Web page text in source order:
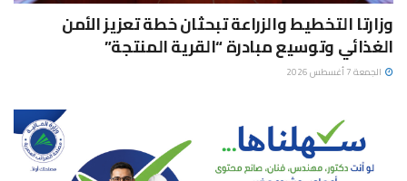
وزارتا التخطيط والزراعة تبحثان خطة تعزيز الأمن
الغذائي وتوسيع مبادرة “القرية المنتجة”
الجمعة 7 أغسطس 2026